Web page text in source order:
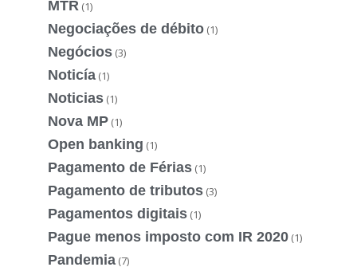
MTR (1)
Negociações de débito (1)
Negócios (3)
Noticía (1)
Noticias (1)
Nova MP (1)
Open banking (1)
Pagamento de Férias (1)
Pagamento de tributos (3)
Pagamentos digitais (1)
Pague menos imposto com IR 2020 (1)
Pandemia (7)